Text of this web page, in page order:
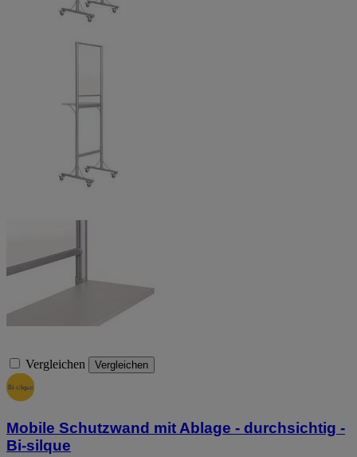
Vergleichen Vergleichen
Mobile Schutzwand mit Ablage - durchsichtig -
Bi-silque